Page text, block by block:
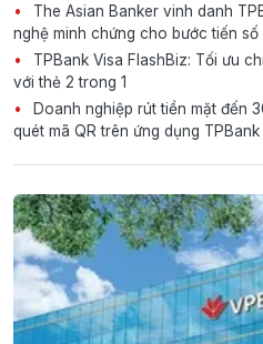
The Asian Banker vinh danh
nghệ minh chứng cho bước tiến
TPBank Visa FlashBiz: Tối ưu
với thẻ 2 trong 1
Doanh nghiệp rút tiền mặt đến
quét mã QR trên ứng dụng TPBank